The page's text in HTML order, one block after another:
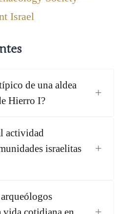
Israel
de una aldea
Hierro I?
+
actividad
israelitas
+
cotidiana en